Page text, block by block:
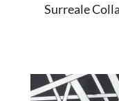
Surreale